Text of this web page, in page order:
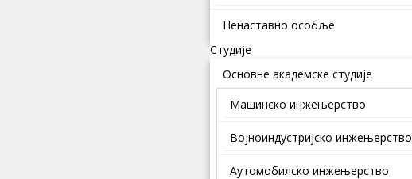
Ненаставно особље
Студије
Основне академске студије
Машинско инжењерство
Војноиндустријско инжењерство
Аутомобилско инжењерство